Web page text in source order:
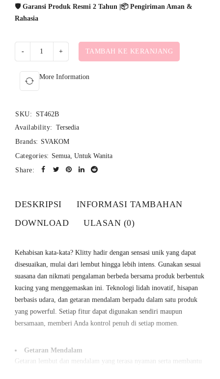
🛡️ Garansi Produk Resmi 2 Tahun |📦 Pengiriman Aman &
Rahasia
TAMBAH KE KERANJANG
More Information
SKU:
ST462B
Availability: Tersedia
Brands: SVAKOM
Categories: Semua, Untuk Wanita
Share:
DESKRIPSI
INFORMASI TAMBAHAN
DOWNLOAD
ULASAN (0)
Kehabisan kata-kata? Klitty hadir dengan sensasi unik yang dapat
disesuaikan, mulai dari lembut hingga lebih intens. Gunakan sesuai
suasana dan nikmati pengalaman berbeda bersama produk berbentuk
kucing yang menggemaskan ini. Teknologi lidah inovatif, hisapan
berbasis udara, dan getaran mendalam berpadu dalam satu produk
yang powerful. Setiap fitur dapat digunakan sendiri maupun
bersamaan, memberi Anda kontrol penuh di setiap momen.
Getaran Mendalam
Getaran lembut dan mendalam yang terasa nyaman serta membantu